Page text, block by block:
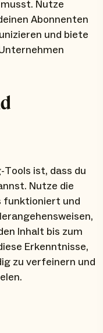
Nutze
Abonnenten
und biete
ist, dass du
Nutze die
funktioniert und
Inhalt bis zum
Erkenntnisse,
zu verfeinern und